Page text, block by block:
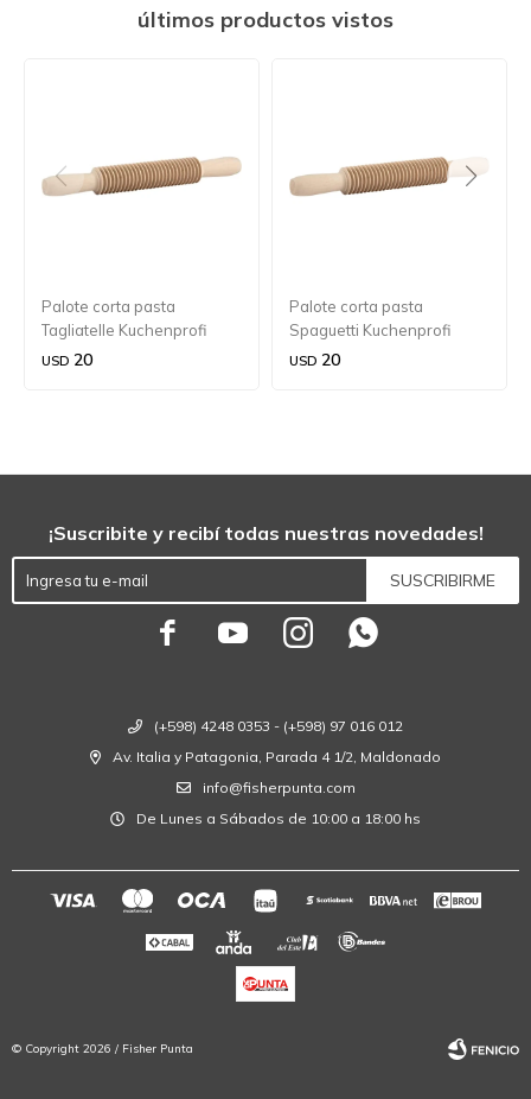
últimos productos vistos
Palote corta pasta
Tagliatelle Kuchenprofi
USD 20
Palote corta pasta
Spaguetti Kuchenprofi
USD 20
(+598) 4248 0353 - (+598) 97 016 012
Av. Italia y Patagonia, Parada 4 1/2, Maldonado
info@fisherpunta.com
De Lunes a Sábados de 10:00 a 18:00 hs
¡Suscribite y recibí todas nuestras novedades!
SUSCRIBIRME
   
© Copyright 2026 / Fisher Punta